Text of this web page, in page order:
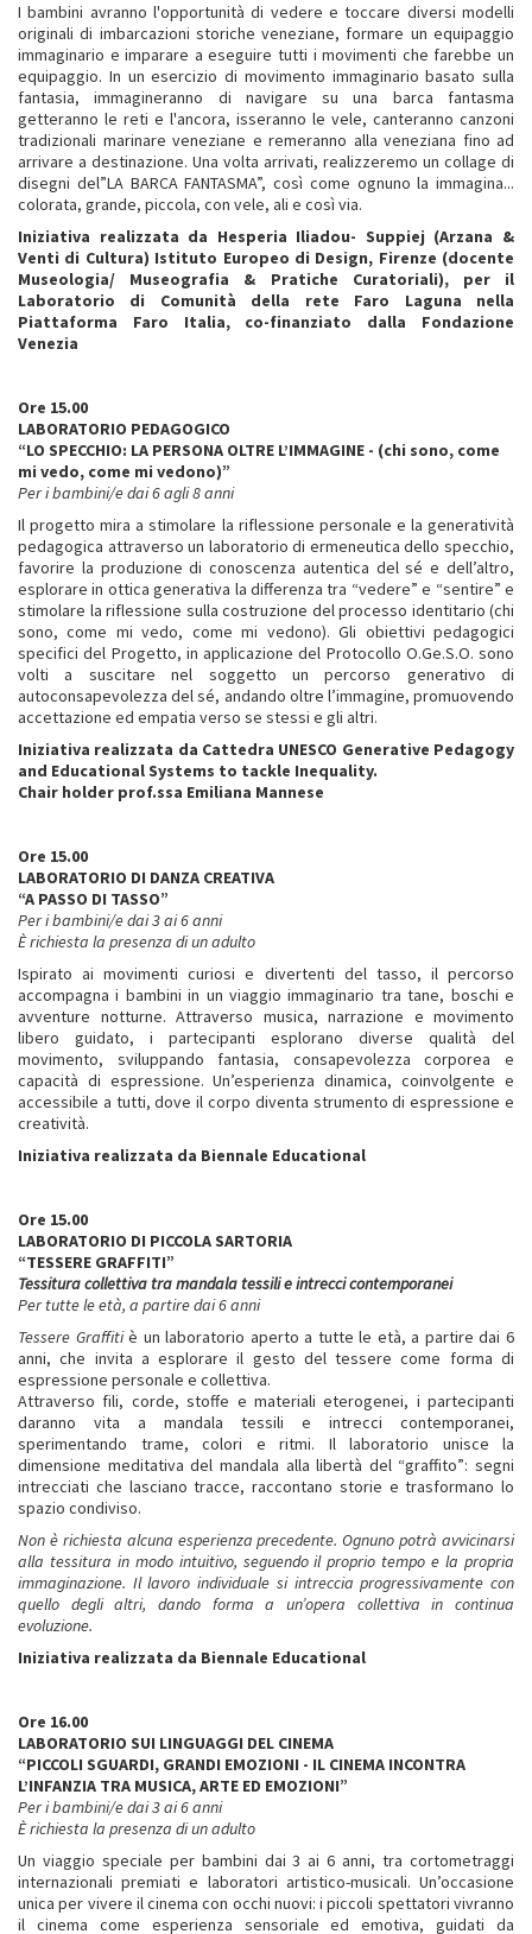
I bambini avranno l'opportunità di vedere e toccare diversi modelli
originali di imbarcazioni storiche veneziane, formare un equipaggio
immaginario e imparare a eseguire tutti i movimenti che farebbe un
equipaggio. In un esercizio di movimento immaginario basato sulla
fantasia, immagineranno di navigare su una barca fantasma
getteranno le reti e l'ancora, isseranno le vele, canteranno canzoni
tradizionali marinare veneziane e remeranno alla veneziana fino ad
arrivare a destinazione. Una volta arrivati, realizzeremo un collage di
disegni del”LA BARCA FANTASMA”, così come ognuno la immagina...
colorata, grande, piccola, con vele, ali e così via.
Iniziativa realizzata da Hesperia Iliadou- Suppiej (Arzana &
Venti di Cultura) Istituto Europeo di Design, Firenze (docente
Museologia/ Museografia & Pratiche Curatoriali), per il
Laboratorio di Comunità della rete Faro Laguna nella
Piattaforma Faro Italia, co-finanziato dalla Fondazione
Venezia
Ore 15.00
LABORATORIO PEDAGOGICO
“LO SPECCHIO: LA PERSONA OLTRE L’IMMAGINE - (chi sono, come
mi vedo, come mi vedono)”
Per i bambini/e dai 6 agli 8 anni
Il progetto mira a stimolare la riflessione personale e la generatività
pedagogica attraverso un laboratorio di ermeneutica dello specchio,
favorire la produzione di conoscenza autentica del sé e dell’altro,
esplorare in ottica generativa la differenza tra “vedere” e “sentire” e
stimolare la riflessione sulla costruzione del processo identitario (chi
sono, come mi vedo, come mi vedono). Gli obiettivi pedagogici
specifici del Progetto, in applicazione del Protocollo O.Ge.S.O. sono
volti a suscitare nel soggetto un percorso generativo di
autoconsapevolezza del sé, andando oltre l’immagine, promuovendo
accettazione ed empatia verso se stessi e gli altri.
Iniziativa realizzata da Cattedra UNESCO Generative Pedagogy
and Educational Systems to tackle Inequality.
Chair holder prof.ssa Emiliana Mannese
Ore 15.00
LABORATORIO DI DANZA CREATIVA
“A PASSO DI TASSO”
Per i bambini/e dai 3 ai 6 anni
È richiesta la presenza di un adulto
Ispirato ai movimenti curiosi e divertenti del tasso, il percorso
accompagna i bambini in un viaggio immaginario tra tane, boschi e
avventure notturne. Attraverso musica, narrazione e movimento
libero guidato, i partecipanti esplorano diverse qualità del
movimento, sviluppando fantasia, consapevolezza corporea e
capacità di espressione. Un’esperienza dinamica, coinvolgente e
accessibile a tutti, dove il corpo diventa strumento di espressione e
creatività.
Iniziativa realizzata da Biennale Educational
Ore 15.00
LABORATORIO DI PICCOLA SARTORIA
“TESSERE GRAFFITI”
Tessitura collettiva tra mandala tessili e intrecci contemporanei
Per tutte le età, a partire dai 6 anni
Tessere Graffitiè un laboratorio aperto a tutte le età, a partire dai 6
anni, che invita a esplorare il gesto del tessere come forma di
espressione personale e collettiva.
Attraverso fili, corde, stoffe e materiali eterogenei, i partecipanti
daranno vita a mandala tessili e intrecci contemporanei,
sperimentando trame, colori e ritmi. Il laboratorio unisce la
dimensione meditativa del mandala alla libertà del “graffito”: segni
intrecciati che lasciano tracce, raccontano storie e trasformano lo
spazio condiviso.
Non è richiesta alcuna esperienza precedente. Ognuno potrà avvicinarsi
alla tessitura in modo intuitivo, seguendo il proprio tempo e la propria
immaginazione. Il lavoro individuale si intreccia progressivamente con
quello degli altri, dando forma a un’opera collettiva in continua
evoluzione.
Iniziativa realizzata da Biennale Educational
Ore 16.00
LABORATORIO SUI LINGUAGGI DEL CINEMA
“PICCOLI SGUARDI, GRANDI EMOZIONI - IL CINEMA INCONTRA
L’INFANZIA TRA MUSICA, ARTE ED EMOZIONI”
Per i bambini/e dai 3 ai 6 anni
È richiesta la presenza di un adulto
Un viaggio speciale per bambini dai 3 ai 6 anni, tra cortometraggi
internazionali premiati e laboratori artistico-musicali. Un’occasione
unica per vivere il cinema con occhi nuovi: i piccoli spettatori vivranno
il cinema come esperienza sensoriale ed emotiva, guidati da